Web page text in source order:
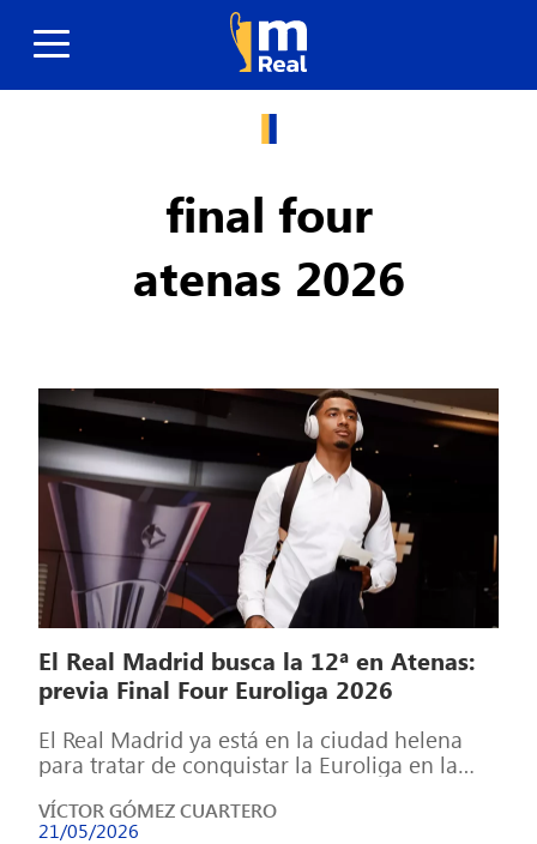
final four
atenas 2026
El Real Madrid busca la 12ª en Atenas:
previa Final Four Euroliga 2026
El Real Madrid ya está en la ciudad helena
para tratar de conquistar la Euroliga en la
VÍCTOR GÓMEZ CUARTERO
21/05/2026